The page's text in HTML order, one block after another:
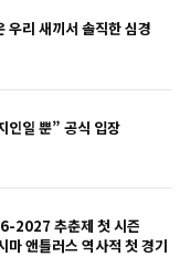
우리 새끼서 솔직한 심경
인일 뿐” 공식 입장
2027 추춘제 첫 시즌
마 앤틀러스 역사적 첫 경기